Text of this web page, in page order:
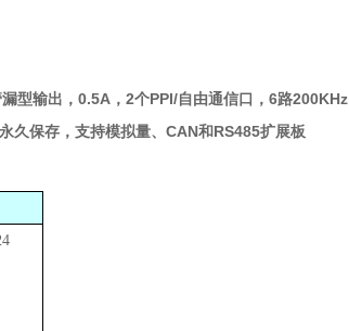
型输出，0.5A，2个PPI/自由通信口，6路200KHz
久保存，支持模拟量、CAN和RS485扩展板